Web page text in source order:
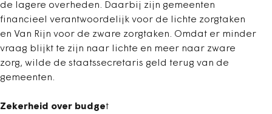
de lagere overheden. Daarbij zijn gemeenten
financieel verantwoordelijk voor de lichte zorgtaken
en Van Rijn voor de zware zorgtaken. Omdat er minder
vraag blijkt te zijn naar lichte en meer naar zware
zorg, wilde de staatssecretaris geld terug van de
gemeenten.
Zekerheid over budget